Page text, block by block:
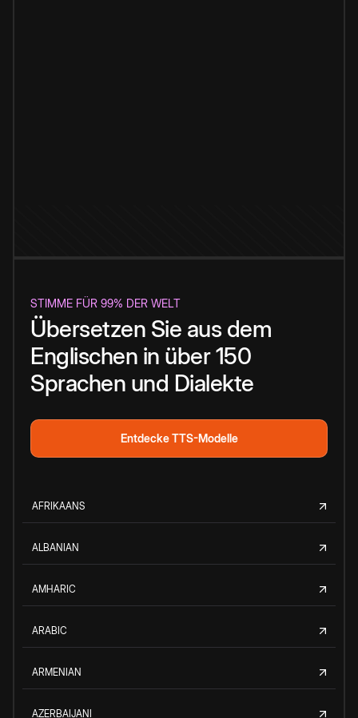
STIMME FÜR 99% DER WELT
Übersetzen Sie aus dem
Englischen in über 150
Sprachen und Dialekte
Entdecke TTS-Modelle
AFRIKAANS
ALBANIAN
AMHARIC
ARABIC
ARMENIAN
AZERBAIJANI